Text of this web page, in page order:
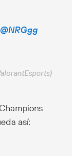
@NRGgg
así: